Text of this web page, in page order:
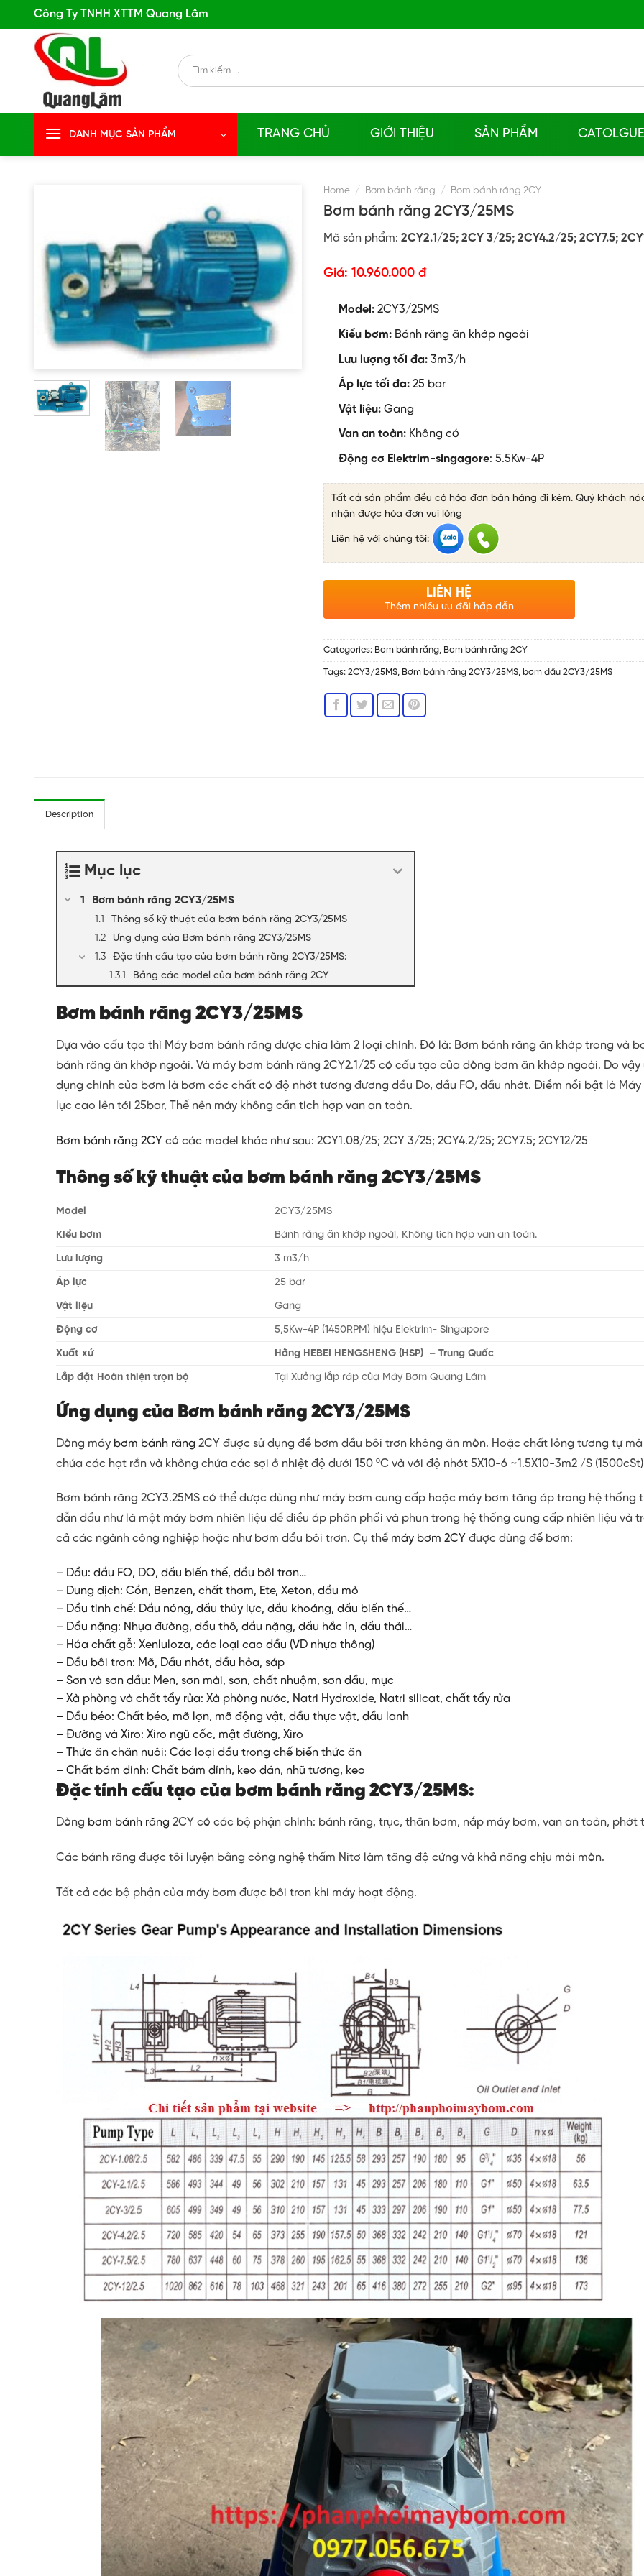
to
content
Công Ty TNHH XTTM Quang Lâm
Search
for:
DANH MỤC SẢN PHẨM TRANG CHỦ GIỚI THIỆU SẢN PHẨM CATOLGUE
Home / Bơm bánh răng / Bơm bánh răng 2CY
Bơm bánh răng 2CY3/25MS
Mã sản phẩm: 2CY2.1/25; 2CY 3/25; 2CY4.2/25; 2CY7.5;
Giá: 10.960.000 đ
Model:2CY3/25MS
Kiểu bơm:Bánh răng ăn khớp ngoài
Lưu lượng tối đa:3m3/h
Áp lực tối đa:25 bar
Vật liệu:Gang
Van an toàn:Không có
Động cơ Elektrim-singagore: 5.5Kw-4P
Tất cả sản phẩm đều có hóa đơn bán hàng đi kèm. Quý khách
nhận được hóa đơn vui lòng
Liên hệ với chúng tôi:
LIÊN HỆ
Thêm nhiều ưu đãi hấp dẫn
Categories: Bơm bánh răng, Bơm bánh răng 2CY
Tags: 2CY3/25MS, Bơm bánh răng 2CY3/25MS, bơm dầu 2CY3/25MS
Description
Mục lục
Bơm bánh răng 2CY3/25MS
Thông số kỹ thuật của bơm bánh răng 2CY3/25MS
Ứng dụng của Bơm bánh răng 2CY3/25MS
Đặc tính cấu tạo của bơm bánh răng 2CY3/25MS:
Bảng các model của bơm bánh răng 2CY
Bơm bánh răng 2CY3/25MS
Dựa vào cấu tạo thì Máy bơm bánh răng được chia làm 2 loại chính. Đó là: Bơm bánh răng ăn khớp trong và
bánh răng ăn khớp ngoài. Và máy bơm bánh răng 2CY2.1/25 có cấu tạo của dòng bơm ăn khớp ngoài. Do vậy
dụng chính của bơm là bơm các chất có độ nhớt tương đương dầu Do, dầu FO, dầu nhớt. Điểm nổi bật là
lực cao lên tới 25bar, Thế nên máy không cần tích hợp van an toàn.
Bơm bánh răng 2CY có các model khác như sau: 2CY1.08/25; 2CY 3/25; 2CY4.2/25; 2CY7.5; 2CY12/25
Thông số kỹ thuật của bơm bánh răng 2CY3/25MS
Model 2CY3/25MS
Kiểu bơm Bánh răng ăn khớp ngoài, Không tích hợp van an toàn.
Lưu lượng 3 m3/h
Áp lực 25 bar
Vật liệu Gang
Động cơ 5,5Kw-4P (1450RPM) hiệu Elektrim- Singapore
Xuất xứ Hãng HEBEI HENGSHENG (HSP) – Trung Quốc
Lắp đặt Hoàn thiện trọn bộ Tại Xưởng lắp ráp của Máy Bơm Quang Lâm
Ứng dụng của Bơm bánh răng 2CY3/25MS
Dòng máy bơm bánh răng 2CY được sử dụng để bơm dầu bôi trơn không ăn mòn. Hoặc chất lỏng tương tự
chứa các hạt rắn và không chứa các sợi ở nhiệt độ dưới 150 ºC và với độ nhớt 5X10-6 ~1.5X10-3m2 /S
Bơm bánh răng 2CY3.25MS có thể được dùng như máy bơm cung cấp hoặc máy bơm tăng áp trong hệ thống
dẫn dầu như là một máy bơm nhiên liệu để điều áp phân phối và phun trong hệ thống cung cấp nhiên liệu và
cả các ngành công nghiệp hoặc như bơm dầu bôi trơn. Cụ thể máy bơm 2CY được dùng để bơm:
– Dầu: dầu FO, DO, dầu biến thế, dầu bôi trơn…
– Dung dịch: Cồn, Benzen, chất thơm, Ete, Xeton, dầu mỏ
– Dầu tinh chế: Dầu nóng, dầu thủy lực, dầu khoáng, dầu biến thế…
– Dầu nặng: Nhựa đường, dầu thô, dầu nặng, dầu hắc ín, dầu thải…
– Hóa chất gỗ: Xenluloza, các loại cao dầu (VD nhựa thông)
– Dầu bôi trơn: Mỡ, Dầu nhớt, dầu hỏa, sáp
– Sơn và sơn dầu: Men, sơn mài, sơn, chất nhuộm, sơn dầu, mực
– Xà phòng và chất tẩy rửa: Xà phòng nước, Natri Hydroxide, Natri silicat, chất tẩy rửa
– Dầu béo: Chất béo, mỡ lợn, mỡ động vật, dầu thực vật, dầu lanh
– Đường và Xiro: Xiro ngũ cốc, mật đường, Xiro
– Thức ăn chăn nuôi: Các loại dầu trong chế biến thức ăn
– Chất bám dính: Chất bám dính, keo dán, nhũ tương, keo
Đặc tính cấu tạo của bơm bánh răng 2CY3/25MS:
Dòng bơm bánh răng 2CY có các bộ phận chính: bánh răng, trục, thân bơm, nắp máy bơm, van an toàn, phớt
Các bánh răng được tôi luyện bằng công nghệ thấm Nitơ làm tăng độ cứng và khả năng chịu mài mòn.
Tất cả các bộ phận của máy bơm được bôi trơn khi máy hoạt động.